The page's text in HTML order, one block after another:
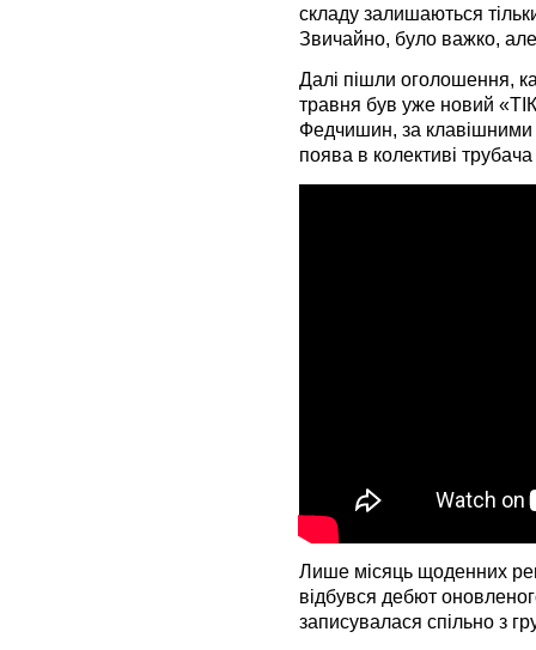
складу залишаються
Звичайно, було важко,
Далі пішли оголошення,
травня був уже новий
Федчишин, за
поява в колективі
Лише місяць щоденних
відбувся дебют
записувалася спільно з